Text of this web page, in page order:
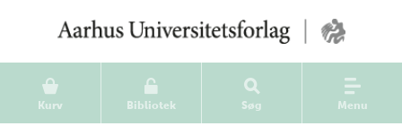
Kurv Bibliotek Søg Menu